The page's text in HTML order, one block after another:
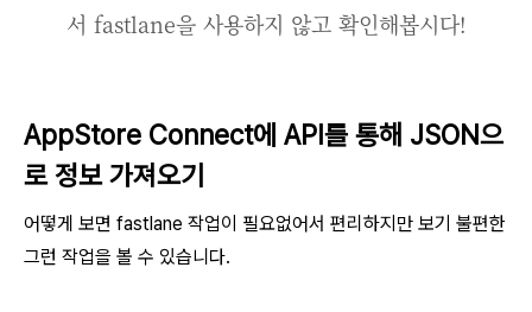
서 fastlane을 사용하지 않고 확인해봅시다!
AppStore Connect에 API를 통해 JSON으
로 정보 가져오기
어떻게 보면 fastlane 작업이 필요없어서 편리하지만 보기 불편한
그런 작업을 볼 수 있습니다.